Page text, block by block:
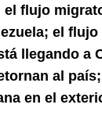
el flujo
el
llegando a
al
en el